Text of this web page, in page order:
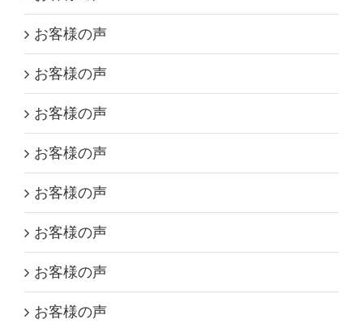
お客様の声
お客様の声
お客様の声
お客様の声
お客様の声
お客様の声
お客様の声
お客様の声